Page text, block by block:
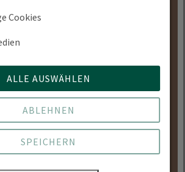
bewegen
oder im Auslandssemester
entwickeln schon im Studium
die wirklich etwas bewegen.
MEHR ERFAHREN
Cookies
ALLE AUSWÄHLEN
ABLEHNEN
SPEICHERN